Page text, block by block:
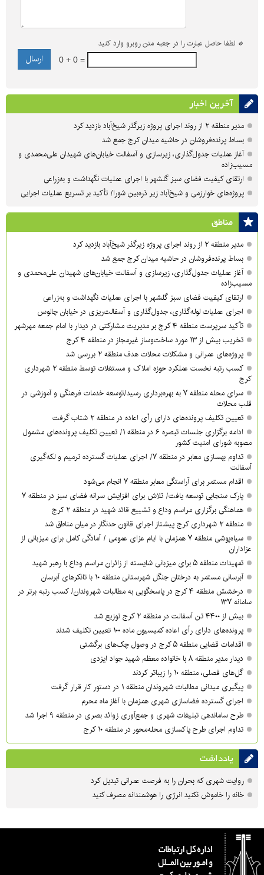
* لطفا حاصل عبارت را در جعبه متن روبرو وارد کنید
0 + 0 =
آخرین اخبار
مدیر منطقه ۲ از روند اجرای پروژه زیرگذر شیخ‌آباد بازدید کرد
بساط پرنده‌فروشان در حاشیه میدان کرج جمع شد
آغاز عملیات جدول‌گذاری، زیرسازی و آسفالت خیابان‌های شهیدان علی‌محمدی و
مسیب‌زاده
ارتقای کیفیت فضای سبز گلشهر با اجرای عملیات نگهداشت و به‌زراعی
پروژه‌های خوارزمی و شیخ‌آباد زیر ذره‌بین شورا/ تأکید بر تسریع عملیات اجرایی
مناطق
مدیر منطقه ۲ از روند اجرای پروژه زیرگذر شیخ‌آباد بازدید کرد
بساط پرنده‌فروشان در حاشیه میدان کرج جمع شد
آغاز عملیات جدول‌گذاری، زیرسازی و آسفالت خیابان‌های شهیدان علی‌محمدی و
مسیب‌زاده
ارتقای کیفیت فضای سبز گلشهر با اجرای عملیات نگهداشت و به‌زراعی
اجرای عملیات لوله‌گذاری، جدول‌گذاری و آسفالت‌ریزی در خیابان چالوس
تأکید سرپرست منطقه ۴ کرج بر مدیریت مشارکتی در دیدار با امام جمعه مهرشهر
تخریب بیش از ۱۳ مورد ساخت‌وساز غیرمجاز در منطقه ۴ کرج
پروژه‌های عمرانی و مشکلات محلات هدف منطقه ۲ بررسی شد
کسب رتبه نخست عملکرد حوزه املاک و مستغلات توسط منطقه ۲ شهرداری
کرج
سرای محله منطقه ۷ به بهره‌برداری رسید/توسعه خدمات فرهنگی و آموزشی در
قلب محلات
تعیین تکلیف پرونده‌های دارای رأی اعاده در منطقه ۲ شتاب گرفت
ادامه برگزاری جلسات تبصره ۶ در منطقه ۱/ تعیین تکلیف پرونده‌های مشمول
مصوبه شورای امنیت کشور
تداوم بهسازی معابر در منطقه ۷/ اجرای عملیات گسترده ترمیم و لکه‌گیری
آسفالت
اقدام مستمر برای آراستگی معابر منطقه ۷ انجام می‌شود
پارک سنجابی توسعه یافت/ تلاش برای افزایش سرانه فضای سبز در منطقه ۷
هماهنگی برگزاری مراسم وداع و تشییع قائد شهید در منطقه ۲ کرج
منطقه ۲ شهرداری کرج پیشتاز اجرای قانون حدنگار در میان مناطق شد
سیاه‌پوشی منطقه ۷ همزمان با ایام عزای عمومی / آمادگی کامل برای میزبانی از
عزاداران
تمهیدات منطقه ۵ برای میزبانی شایسته از زائران مراسم وداع با رهبر شهید
آبرسانی مستمر به درختان جنگل شهرستانی منطقه ۱۰ با تانکرهای آبرسان
درخشش منطقه ۴ کرج در پاسخگویی به مطالبات شهروندان/ کسب رتبه برتر در
سامانه ۱۳۷
بیش از ۴۴۰۰ تن آسفالت در منطقه ۲ کرج توزیع شد
پرونده‌های دارای رأی اعاده کمیسیون ماده ۱۰۰ تعیین تکلیف شدند
اقدامات قضایی منطقه ۵ کرج در وصول چک‌های برگشتی
دیدار مدیر منطقه ۸ با خانواده معظم شهید جواد ایزدی
گل‌های فصلی، منطقه ۱۰ را زیباتر کردند
پیگیری میدانی مطالبات شهروندان منطقه ۱ در دستور کار قرار گرفت
اجرای گسترده فضاسازی شهری همزمان با آغاز ماه محرم
طرح ساماندهی تبلیغات شهری و جمع‌آوری زوائد بصری در منطقه ۹ اجرا شد
تداوم اجرای طرح پاکسازی محله‌محور در منطقه ۱۰ کرج
یادداشت
روایت شهری که بحران را به فرصت عمرانی تبدیل کرد
خانه را خاموش نکنید انرژی را هوشمندانه مصرف کنید